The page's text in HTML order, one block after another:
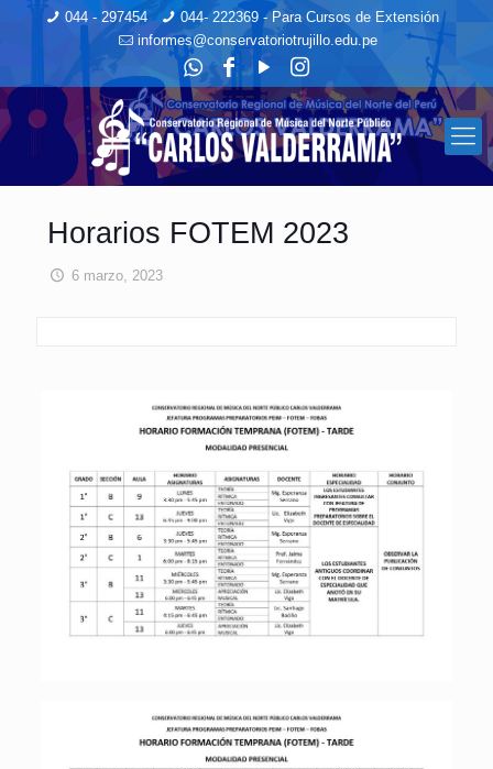
044 - 297454
044- 222369 - Para Cursos de Extensión
informes@conservatoriotrujillo.edu.pe
Horarios FOTEM 2023
6 marzo, 2023